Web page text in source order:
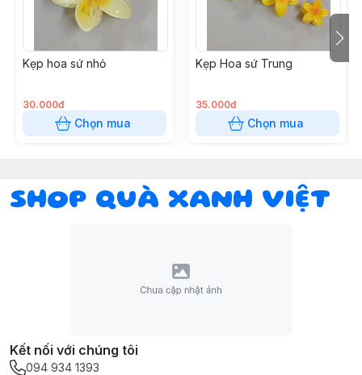
Kẹp hoa sứ nhỏ
30.000đ
Chọn mua
Kẹp Hoa sứ Trung
35.000đ
Chọn mua
SHOP QUÀ XANH VIỆT
Kết nối với chúng tôi
094 934 1393